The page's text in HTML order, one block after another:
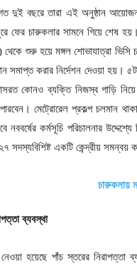
দুই বছরে তারা এই অনুষ্ঠান আয়োজন
ফের চারুকলার সামনে গিয়ে শেষ
থেকে শুরু হয়ে মঙ্গল শোভাযাত্রা
সমাপ্ত করার নির্দেশন দেওয়া হয়।
কোনও ব্যক্তি নিজস্ব গাড়ি
মেট্রোরেল প্রকল্প চলমান
নববর্ষের কর্মসূচি পরিচালনার
সদস্যবিশিষ্ট একটি কেন্দ্রীয় সমন্বয়
ব্যবস্থা
হয়েছে পাঁচ স্তরের নিরাপত্তা